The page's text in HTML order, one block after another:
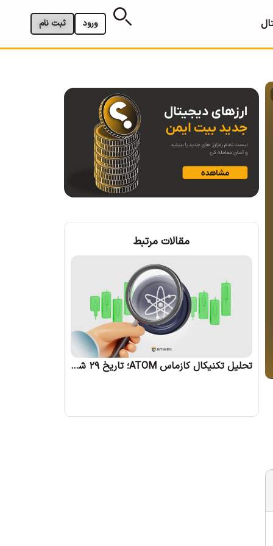
ثبت نام ورود
مقالات مرتبط
تحلیل تکنیکال کازماس ATOM؛ تاریخ 29 شهریور 1403